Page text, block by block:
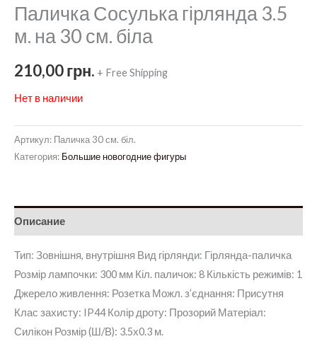
Паличка Сосулька гірлянда 3.5
м. на 30 см. біла
210,00грн. + Free Shipping
Нет в наличии
Артикул: Паличка 30 см. біл.
Категория: Большие новогодние фигуры
Описание
Тип: Зовнішня, внутрішня Вид гірлянди: Гірлянда-паличка
Розмір лампочки: 300 мм Кіл. паличок: 8 Кількість режимів: 1
Джерело живлення: Розетка Можл. з’єднання: Присутня
Клас захисту: IP44 Колір дроту: Прозорий Матеріал:
Силікон Розмір (Ш/В): 3.5х0.3 м.